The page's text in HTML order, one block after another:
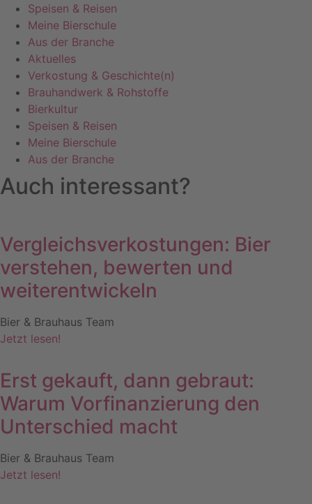
Speisen & Reisen
Meine Bierschule
Aus der Branche
Aktuelles
Verkostung & Geschichte(n)
Brauhandwerk & Rohstoffe
Bierkultur
Speisen & Reisen
Meine Bierschule
Aus der Branche
Auch interessant?
Vergleichsverkostungen: Bier
verstehen, bewerten und
weiterentwickeln
Bier & Brauhaus Team
Jetzt lesen!
Erst gekauft, dann gebraut:
Warum Vorfinanzierung den
Unterschied macht
Bier & Brauhaus Team
Jetzt lesen!